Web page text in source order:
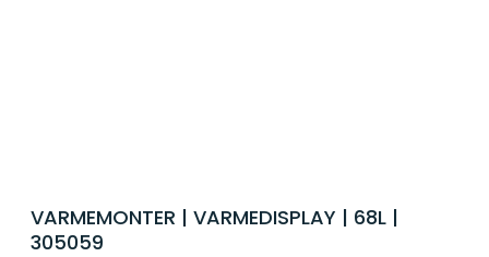
VARMEMONTER | VARMEDISPLAY | 68L |
305059